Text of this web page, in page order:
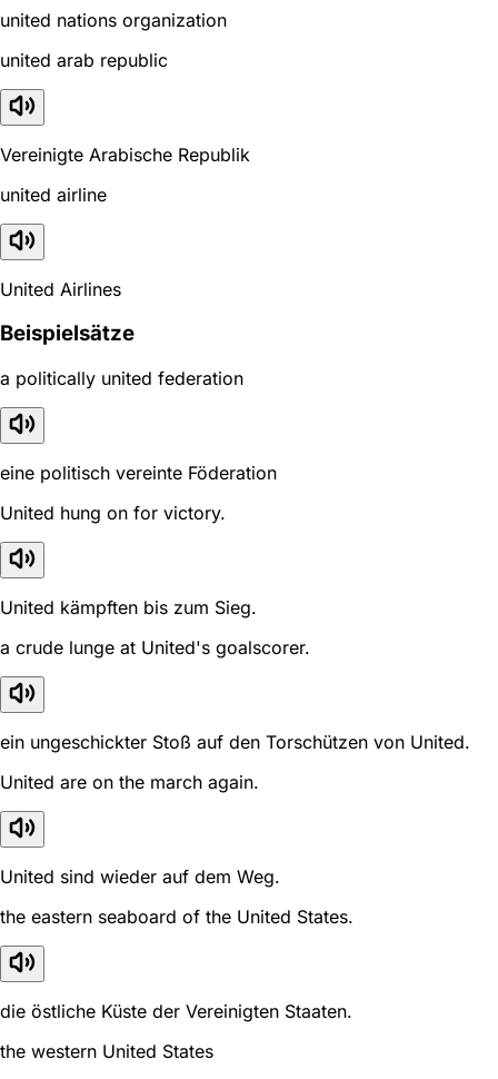
united nations organization
united arab republic
Vereinigte Arabische Republik
united airline
United Airlines
Beispielsätze
a politically united federation
eine politisch vereinte Föderation
United hung on for victory.
United kämpften bis zum Sieg.
a crude lunge at United's goalscorer.
ein ungeschickter Stoß auf den Torschützen von United.
United are on the march again.
United sind wieder auf dem Weg.
the eastern seaboard of the United States.
die östliche Küste der Vereinigten Staaten.
the western United States